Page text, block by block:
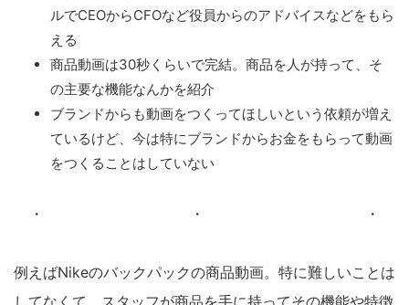
ルでCEOからCFOなど役員からのアドバイスなどをもら
える
商品動画は30秒くらいで完結。商品を人が持って、そ
の主要な機能なんかを紹介
ブランドからも動画をつくってほしいという依頼が増え
ているけど、今は特にブランドからお金をもらって動画
をつくることはしていない
・ ・ ・
例えばNikeのバックパックの商品動画。特に難しいことは
してなくて、スタッフが商品を手に持ってその機能や特徴